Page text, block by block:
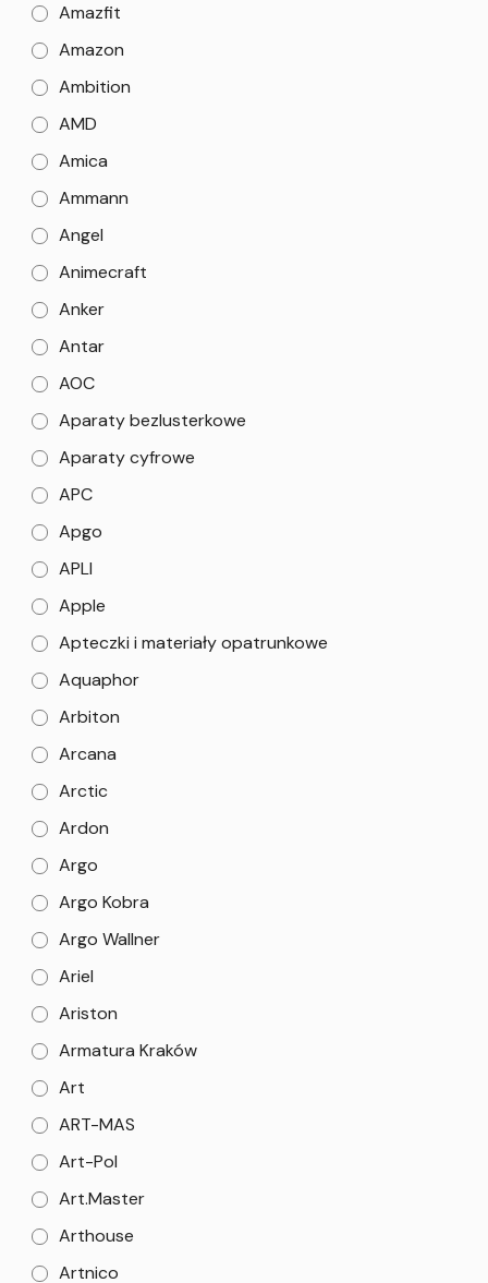
Amazfit
Amazon
Ambition
AMD
Amica
Ammann
Angel
Animecraft
Anker
Antar
AOC
Aparaty bezlusterkowe
Aparaty cyfrowe
APC
Apgo
APLI
Apple
Apteczki i materiały opatrunkowe
Aquaphor
Arbiton
Arcana
Arctic
Ardon
Argo
Argo Kobra
Argo Wallner
Ariel
Ariston
Armatura Kraków
Art
ART-MAS
Art-Pol
Art.Master
Arthouse
Artnico